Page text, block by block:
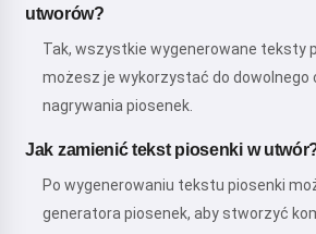
utworów?
Tak, wszystkie wygenerowane teksty
możesz je wykorzystać do dowolnego
nagrywania piosenek.
Jak zamienić tekst piosenki w
Po wygenerowaniu tekstu piosenki
generatora piosenek, aby stworzyć